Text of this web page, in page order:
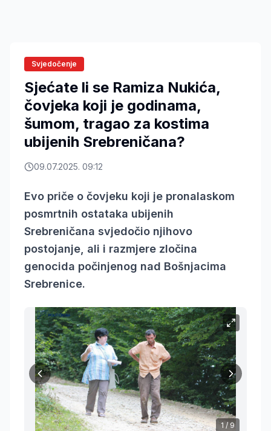
Svjedočenje
Sjećate li se Ramiza Nukića,
čovjeka koji je godinama,
šumom, tragao za kostima
ubijenih Srebreničana?
09.07.2025. 09:12
Evo priče o čovjeku koji je pronalaskom
posmrtnih ostataka ubijenih
Srebreničana svjedočio njihovo
postojanje, ali i razmjere zločina
genocida počinjenog nad Bošnjacima
Srebrenice.
1 / 9